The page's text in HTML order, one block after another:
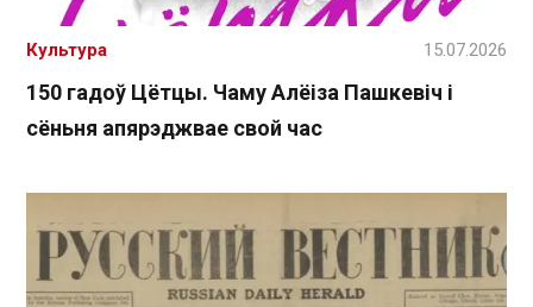
150 гадоў Цётцы. Чаму Алёіза Пашкевіч і
сёньня апярэджвае свой час
Культура 15.07.2026